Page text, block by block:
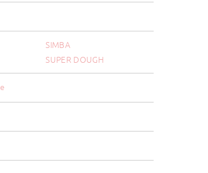
SIMBA
SUPER DOUGH